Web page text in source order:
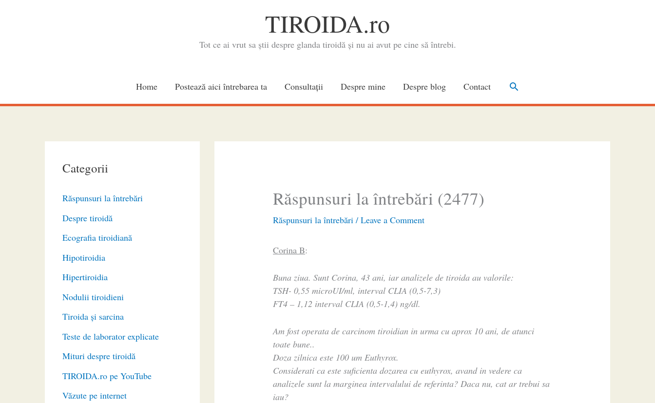
TIROIDA.ro
Tot ce ai vrut sa știi despre glanda tiroidă și nu ai avut pe cine să întrebi.
Home Postează aici întrebarea ta Consultaţii Despre mine Despre blog Contact Search
Categorii
Răspunsuri la întrebări
Despre tiroidă
Ecografia tiroidiană
Hipotiroidia
Hipertiroidia
Nodulii tiroidieni
Tiroida și sarcina
Teste de laborator explicate
Mituri despre tiroidă
TIROIDA.ro pe YouTube
Văzute pe internet
Răspunsuri la întrebări (2477)
Răspunsuri la întrebări /Leave a Comment
Corina B:
Buna ziua. Sunt Corina, 43 ani, iar analizele de tiroida au valorile:
TSH- 0,55 microUI/ml, interval CLIA (0,5-7,3)
FT4 – 1,12 interval CLIA (0,5-1,4) ng/dl.
Am fost operata de carcinom tiroidian in urma cu aprox 10 ani, de atunci
toate bune..
Doza zilnica este 100 um Euthyrox.
Considerati ca este suficienta dozarea cu euthyrox, avand in vedere ca
analizele sunt la marginea intervalului de referinta? Daca nu, cat ar trebui sa
iau?